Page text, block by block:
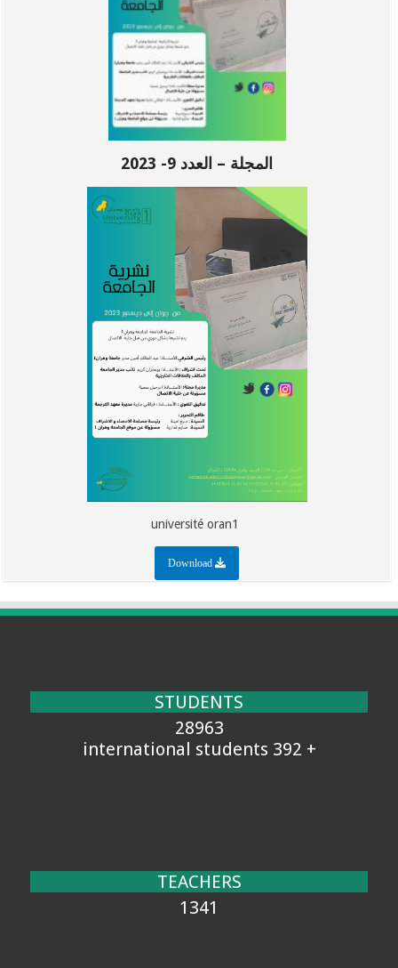
المجلة – العدد 9- 2023
université oran1
STUDENTS
28963
+ 392 international students
TEACHERS
1341